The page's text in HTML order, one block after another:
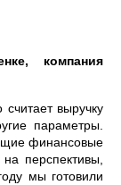
компания
выручку
параметры.
финансовые
перспективы,
мы готовили